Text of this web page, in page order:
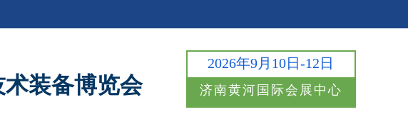
济南黄河国际会展中心
2026年9月10日-12日
装备博览会